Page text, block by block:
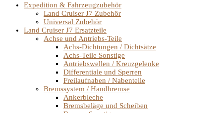
Expedition & Fahrzeugzubehör
Land Cruiser J7 Zubehör
Universal Zubehör
Land Cruiser J7 Ersatzteile
Achse und Antriebs-Teile
Achs-Dichtungen / Dichtsätze
Achs-Teile Sonstige
Antriebswellen / Kreuzgelenke
Differentiale und Sperren
Freilaufnaben / Nabenteile
Bremssystem / Handbremse
Ankerbleche
Bremsbeläge und Scheiben